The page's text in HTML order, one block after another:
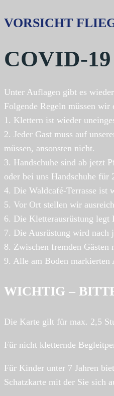
VORSICHT
COVID-
Unter Auflagen gibt es
Folgende Regeln müssen wir
1. Klettern ist wieder
2. Jeder Gast muss auf
müssen, ansonsten nicht.
3. Handschuhe sind ab jetzt
oder bei uns Handschuhe für
4. Die Waldcafé-Terrasse ist
5. Vor Ort stellen wir
6. Die Kletterausrüstung
7. Die Ausrüstung wird nach
8. Zwischen fremden Gästen
9. Alle am Boden markierten
WICHTIG –
Die Karte gilt für max. 2,5
Für nicht kletternde
Für Kinder unter 7 Jahren
Schatzkarte mit der Sie sich